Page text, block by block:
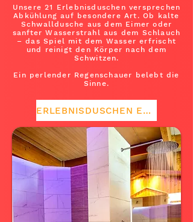
Unsere 21 Erlebnisduschen versprechen
Abkühlung auf besondere Art. Ob kalte
Schwalldusche aus dem Eimer oder
sanfter Wasserstrahl aus dem Schlauch
– das Spiel mit dem Wasser erfrischt
und reinigt den Körper nach dem
Schwitzen.
Ein perlender Regenschauer belebt die
Sinne.
ERLEBNISDUSCHEN ENTDECKEN